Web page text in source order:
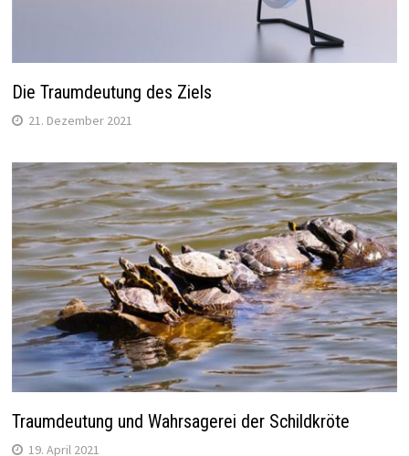
Die Traumdeutung des Ziels
21. Dezember 2021
Traumdeutung und Wahrsagerei der Schildkröte
19. April 2021